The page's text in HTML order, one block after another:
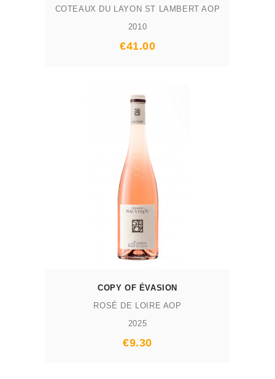
COTEAUX DU LAYON ST LAMBERT AOP
2010
Prix
€41.00
COPY OF ÉVASION
ROSÉ DE LOIRE AOP
2025
Prix
€9.30